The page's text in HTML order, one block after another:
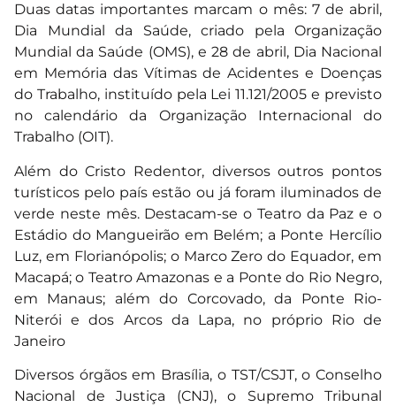
Duas datas importantes marcam o mês: 7 de abril,
Dia Mundial da Saúde, criado pela Organização
Mundial da Saúde (OMS), e 28 de abril, Dia Nacional
em Memória das Vítimas de Acidentes e Doenças
do Trabalho, instituído pela Lei 11.121/2005 e previsto
no calendário da Organização Internacional do
Trabalho (OIT).
Além do Cristo Redentor, diversos outros pontos
turísticos pelo país estão ou já foram iluminados de
verde neste mês. Destacam-se o Teatro da Paz e o
Estádio do Mangueirão em Belém; a Ponte Hercílio
Luz, em Florianópolis; o Marco Zero do Equador, em
Macapá; o Teatro Amazonas e a Ponte do Rio Negro,
em Manaus; além do Corcovado, da Ponte Rio-
Niterói e dos Arcos da Lapa, no próprio Rio de
Janeiro
Diversos órgãos em Brasília, o TST/CSJT, o Conselho
Nacional de Justiça (CNJ), o Supremo Tribunal